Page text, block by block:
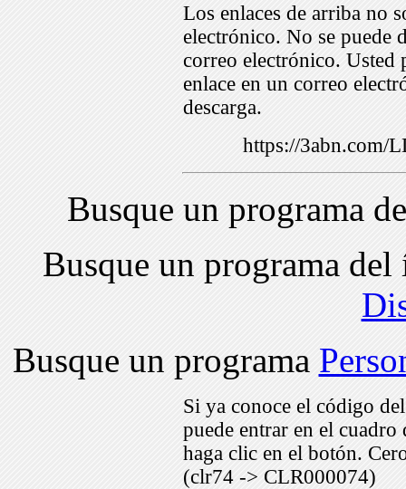
Los enlaces de arriba no
electrónico. No se puede
correo electrónico. Usted
enlace en un correo
descarga.
https://3abn.com/
Busque un programa
Busque un programa
Busque un programa
Si ya conoce el código
puede entrar en el
haga clic en el botón.
(clr74 -> CLR000074)